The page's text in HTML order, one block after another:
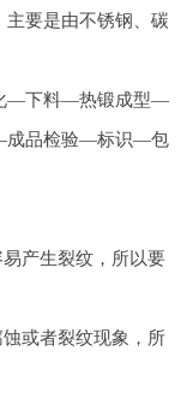
要是由不锈钢、碳
—下料—热锻成型—
品检验—标识—包
产生裂纹，所以要
或者裂纹现象，所